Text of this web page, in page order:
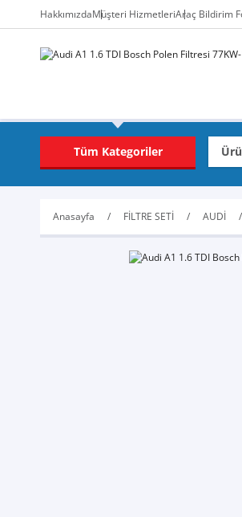
HakkımızdaMüşteri HizmetleriAraç Bildirim
Tüm Kategoriler
Anasayfa FİLTRE SETİ AUDİ